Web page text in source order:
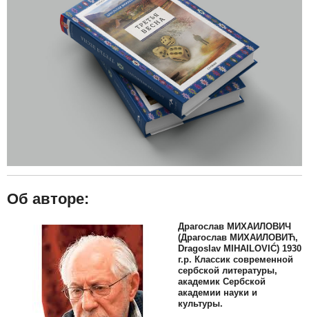
Об авторе:
Драгослав МИХАИЛОВИЧ
(Драгослав МИХАИЛОВИЋ,
Dragoslav MIHAILOVIĆ) 1930
г.р. Классик современной
сербской литературы,
академик Сербской
академии науки и
культуры.